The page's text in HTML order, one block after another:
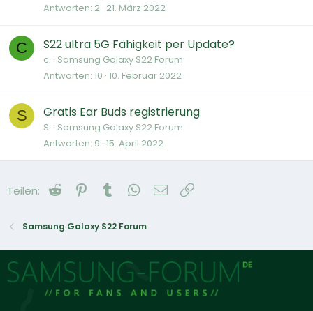
Antworten 2 21. März 2022
C S22 ultra 5G Fähigkeit per Update?
c. Samsung Galaxy S22 Forum
Antworten 10 10. Februar 2022
S Gratis Ear Buds registrierung
S. Samsung Galaxy S22 Forum
Antworten 9 15. April 2022
Teilen: Reddit Pinterest
Tumblr WhatsApp
E-Mail
Samsung Galaxy S22 Forum